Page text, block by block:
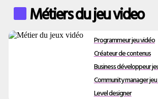
Métiers du jeu video
Programmeur jeu vidéo
Créateur de contenus
Business développeur
Community manager
Level designer